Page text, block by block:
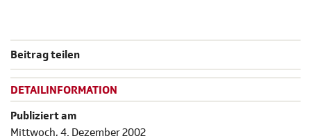
Beitrag teilen
DETAILINFORMATION
Publiziert am
Mittwoch, 4. Dezember 2002